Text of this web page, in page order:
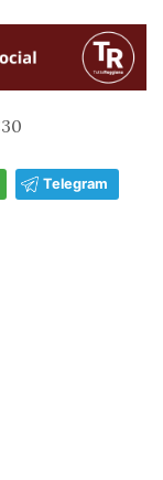
Telegram